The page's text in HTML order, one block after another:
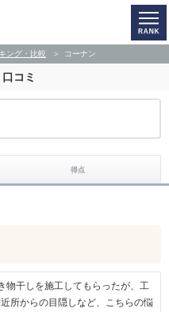
ング・比較 コーナン
コミ
得点
物干しを施工してもらったが、工
所からの目隠しなど、こちらの悩